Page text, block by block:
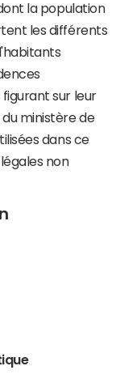
la population
les différents
sur leur
ministère de
dans ce
non